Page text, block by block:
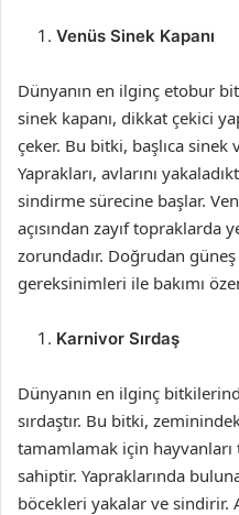
Venüs Sinek Kapanı
Dünyanın en ilginç etobur
sinek kapanı, dikkat çekici
çeker. Bu bitki, başlıca
Yaprakları, avlarını
sindirme sürecine başlar.
açısından zayıf topraklarda
zorundadır. Doğrudan güneş
gereksinimleri ile bakımı
Karnivor Sırdaş
Dünyanın en ilginç
sırdaştır. Bu bitki,
tamamlamak için
sahiptir. Yapraklarında
böcekleri yakalar ve sindirir.